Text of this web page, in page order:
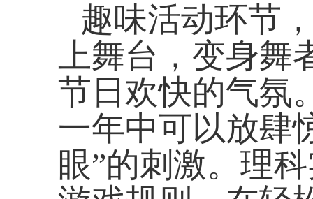
趣味活动环节
上舞台，变身
节日欢快的气氛
一年中可以放肆
眼”的刺激。理